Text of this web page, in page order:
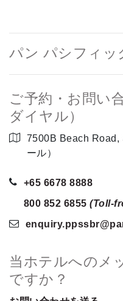
パン パシフィッ
ご予約・お問い
ダイヤル）
7500B Beach Road,
ール）
+65 6678 8888
800 852 6855 (Toll-
enquiry.ppssbr
当ホテルへのメ
ですか？